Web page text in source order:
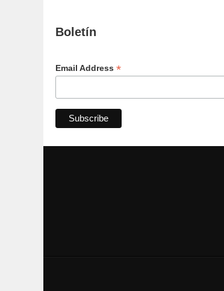
Boletín
Email Address *